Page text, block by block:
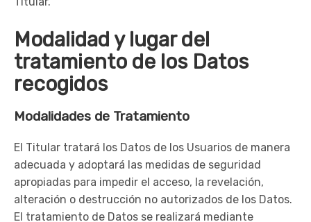
Modalidad y lugar del
tratamiento de los Datos
recogidos
Modalidades de Tratamiento
El Titular tratará los Datos de los Usuarios de manera
adecuada y adoptará las medidas de seguridad
apropiadas para impedir el acceso, la revelación,
alteración o destrucción no autorizados de los Datos.
El tratamiento de Datos se realizará mediante